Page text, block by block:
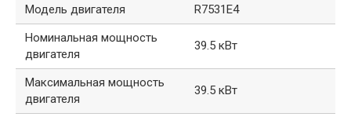
Модель двигателя
R7531E4
Номинальная мощность
двигателя
39.5 кВт
Максимальная мощность
двигателя
39.5 кВт